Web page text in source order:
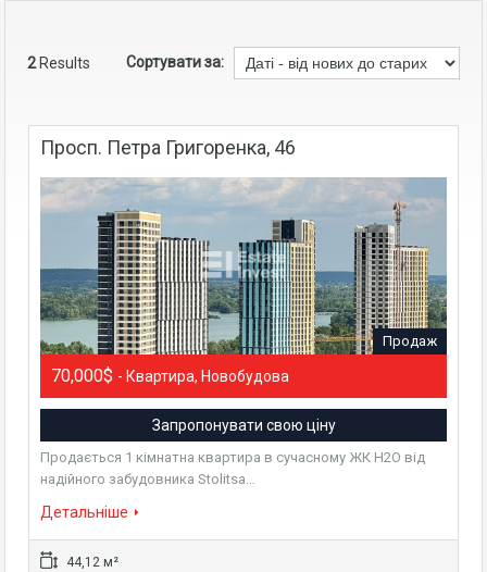
2Results Сортувати за:
Просп. Петра Григоренка, 46
Продаж
70,000$ - Квартира, Новобудова
Запропонувати свою ціну
Продається 1 кімнатна квартира в сучасному ЖК H2O від
надійного забудовника Stolitsa…
Детальніше
44,12 м²